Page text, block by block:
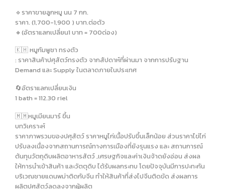
🔹️ราคาขายลูกหมู นน 7 กก.
ราคา. (1,700-1,900 ) บาท.ต่อตัว
🔸️(อัตราแลกเปลี่ยน1 บาท = 700ด่อง)
🇰🇭 หมูกัมพูชา ทรงตัว
: ราคาสินค้าปศุสัตว์ทรงตัว จากสัปดาห์ที่ผ่านมา จากการปรับฐาน
Demand และ Supply ในตลาดภายในประเทศ
🔄อัตราแลกเปลี่ยนเงิน
1 bath = 112.30 riel
🇲🇲หมูเมียนมาร์ ขึ้น
บทวิเคราะห์
ราคาภาพรวมของปศุสัตว์ ราคาหมูไก่เนื้อปรับขึ้นเล็กน้อย ส่วนราคาไข่ไก่
ปรับลงเนื่องจากสถานการณ์ทางการเมืองที่ยังรุนแรง และ สถานการณ์
ต้นทุนวัตถุดิบผลิตอาหารสัตว์ ,เศรษฐกิจและค่าเงินจ้าดยังอ่อน ส่งผล
ให้การนำเข้าสินค้า และวัตตุดิบ ได้รับผลกระทบ โดยปัจจุบันมีการปะทะกัน
บริเวณชายแดนพม่าติดกับจีน ทำให้สินค้าที่ส่งไปจีนติดขัด ส่งผลการ
ผลิตปศุสัตว์ลดลงจากผู้ผลิต